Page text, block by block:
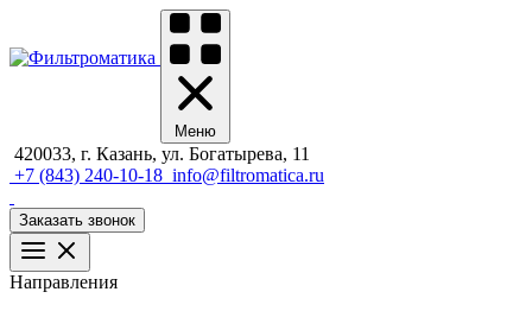
Меню
420033, г. Казань, ул. Богатырева, 11
+7 (843) 240-10-18 info@filtromatica.ru
Заказать звонок
Направления